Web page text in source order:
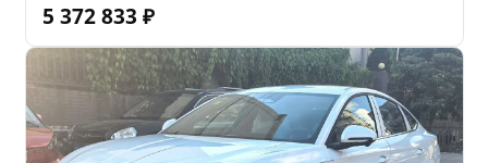
5 372 833 ₽